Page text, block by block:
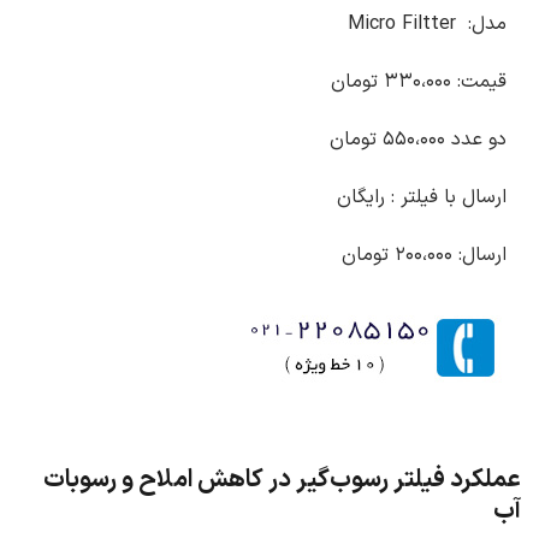
مدل: Micro Filtter
قیمت: ۳۳۰،۰۰۰ تومان
دو عدد ۵۵۰،۰۰۰ تومان
ارسال با فیلتر : رایگان
ارسال: ۲۰۰،۰۰۰ تومان
عملکرد فیلتر رسوب‌گیر در کاهش املاح و رسوبات
آب